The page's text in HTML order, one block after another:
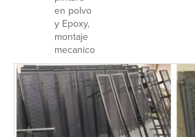
en polvo
y Epoxy,
montaje
mecanico